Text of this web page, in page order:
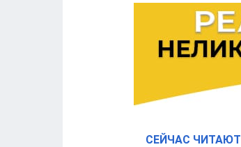
СЕЙЧАС ЧИТАЮТ